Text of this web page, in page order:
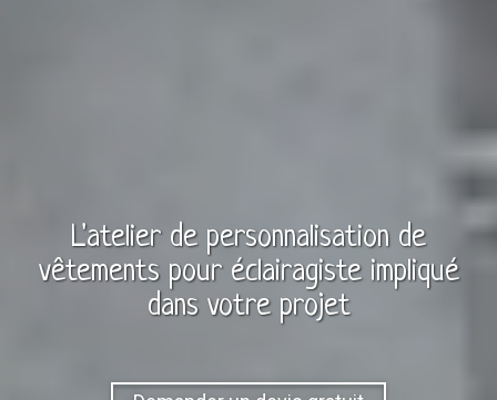
L'atelier de personnalisation de
vêtementspour éclairagisteimpliqué
dans votre projet